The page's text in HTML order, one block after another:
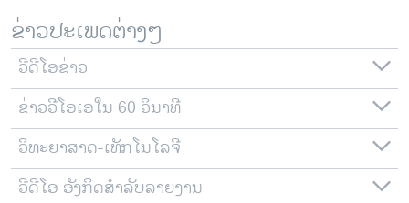
ສຽງ
ລາຍການກະຈາຍສຽງ
ຕິດຕາມພວກເຮົາ ທີ່
ພາສາຕ່າງໆ
ຂ່າວປະເພດຕ່າງໆ
ວີດີໂອຂ່າວ
ຂ່າວວີໂອເອໃນ 60 ວິນາທີ
ວິທະຍາສາດ-ເທັກໂນໂລຈີ
ວີດີໂອ ອັງກິດສຳລັບລາຍງານ